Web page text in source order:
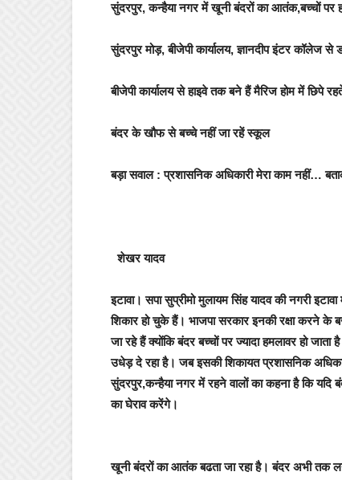
सुंदरपुर, कन्हैया नगर में खूनी बंदरों का आतंक,बच्चों पर
सुंदरपुर मोड़, बीजेपी कार्यालय, ज्ञानदीप इंटर कॉलेज
बीजेपी कार्यालय से हाइवे तक बने हैं मैरिज होम में छिपे
बंदर के खौफ से बच्चे नहीं जा रहें स्कूल
बड़ा सवाल : प्रशासनिक अधिकारी मेरा काम नहीं…
शेखर यादव
इटावा। सपा सुप्रीमो मुलायम सिंह यादव की नगरी
शिकार हो चुके हैं। भाजपा सरकार इनकी रक्षा करने के
जा रहे हैं क्योंकि बंदर बच्चों पर ज्यादा हमलावर हो
उधेड़ दे रहा है। जब इसकी शिकायत प्रशासनिक
सुंदरपुर,कन्हैया नगर में रहने वालों का कहना है कि यदि
का घेराव करेंगे।
खूनी बंदरों का आतंक बढता जा रहा है। बंदर अभी तक